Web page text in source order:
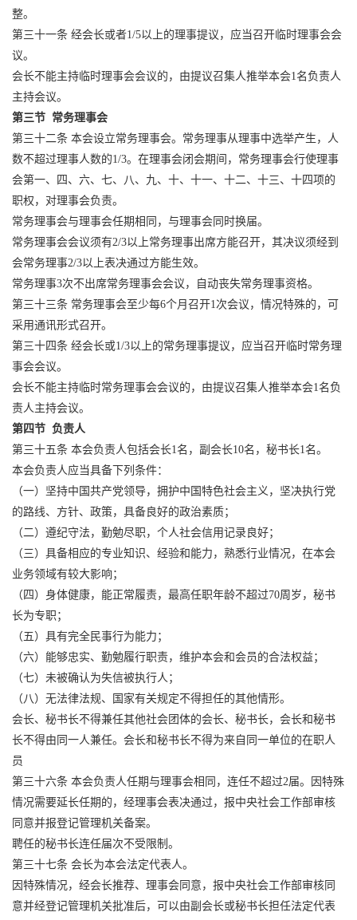
整。
第三十一条 经会长或者1/5以上的理事提议，应当召开临时理事会会
议。
会长不能主持临时理事会会议的，由提议召集人推举本会1名负责人
主持会议。
第三节 常务理事会
第三十二条 本会设立常务理事会。常务理事从理事中选举产生，人
数不超过理事人数的1/3。在理事会闭会期间，常务理事会行使理事
会第一、四、六、七、八、九、十、十一、十二、十三、十四项的
职权，对理事会负责。
常务理事会与理事会任期相同，与理事会同时换届。
常务理事会会议须有2/3以上常务理事出席方能召开，其决议须经到
会常务理事2/3以上表决通过方能生效。
常务理事3次不出席常务理事会会议，自动丧失常务理事资格。
第三十三条 常务理事会至少每6个月召开1次会议，情况特殊的，可
采用通讯形式召开。
第三十四条 经会长或1/3以上的常务理事提议，应当召开临时常务理
事会会议。
会长不能主持临时常务理事会会议的，由提议召集人推举本会1名负
责人主持会议。
第四节 负责人
第三十五条 本会负责人包括会长1名，副会长10名，秘书长1名。
本会负责人应当具备下列条件：
（一）坚持中国共产党领导，拥护中国特色社会主义，坚决执行党
的路线、方针、政策，具备良好的政治素质；
（二）遵纪守法，勤勉尽职，个人社会信用记录良好；
（三）具备相应的专业知识、经验和能力，熟悉行业情况，在本会
业务领域有较大影响；
（四）身体健康，能正常履责，最高任职年龄不超过70周岁，秘书
长为专职；
（五）具有完全民事行为能力；
（六）能够忠实、勤勉履行职责，维护本会和会员的合法权益；
（七）未被确认为失信被执行人；
（八）无法律法规、国家有关规定不得担任的其他情形。
会长、秘书长不得兼任其他社会团体的会长、秘书长，会长和秘书
长不得由同一人兼任。会长和秘书长不得为来自同一单位的在职人
员
第三十六条 本会负责人任期与理事会相同，连任不超过2届。因特殊
情况需要延长任期的，经理事会表决通过，报中央社会工作部审核
同意并报登记管理机关备案。
聘任的秘书长连任届次不受限制。
第三十七条 会长为本会法定代表人。
因特殊情况，经会长推荐、理事会同意，报中央社会工作部审核同
意并经登记管理机关批准后，可以由副会长或秘书长担任法定代表